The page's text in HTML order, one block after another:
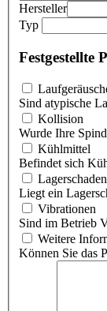
Hersteller
Typ
Festgestellte
Sind atypische
Kollision
Wurde Ihre
Kühlmittel
Befindet sich
Lagerschaden
Liegt ein
Vibrationen
Sind im Betrieb
Weitere
Können Sie das